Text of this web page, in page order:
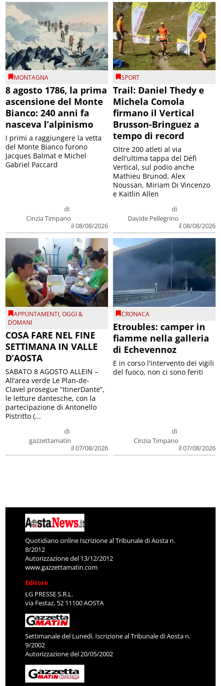
MONTAGNA
8 agosto 1786, la prima
ascensione del Monte
Bianco: 240 anni fa
nasceva l’alpinismo
di
Cinzia Timpano
il 08/08/2026
I primi a raggiungere la vetta
del Monte Bianco furono
Jacques Balmat e Michel
Gabriel Paccard
SPORT
Trail: Daniel Thedy e
Michela Comola
firmano il Vertical
Brusson-Bringuez a
tempo di record
di
Davide Pellegrino
il 08/08/2026
Oltre 200 atleti al via
dell'ultima tappa del Défì
Vertical, sul podio anche
Mathieu Brunod, Alex
Noussan, Miriam Di Vincenzo
e Kaitlin Allen
APPUNTAMENTI,OGGI &
DOMANI
COSA FARE NEL FINE
SETTIMANA IN VALLE
D’AOSTA
di
gazzettamatin
il 07/08/2026
SABATO 8 AGOSTO ALLEIN –
All’area verde Le Plan-de-
Clavel prosegue “ItinerDante”,
le letture dantesche, con la
partecipazione di Antonello
Pistritto (...
CRONACA
Etroubles: camper in
fiamme nella galleria
di Echevennoz
di
Cinzia Timpano
il 07/08/2026
E in corso l'intervento dei vigili
del fuoco, non ci sono feriti
Quotidiano online Iscrizione al Tribunale di Aosta n.
8/2012
Autorizzazione del 13/12/2012
www.gazzettamatin.com
Editore
LG PRESSE S.R.L.
via Festaz, 52 11100 AOSTA
Settimanale del Lunedì. Iscrizione al Tribunale di Aosta n.
9/2002
Autorizzazione del 20/05/2002